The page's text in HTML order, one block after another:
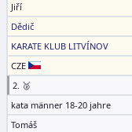
Jiří
Dědič
KARATE KLUB LITVÍNOV
CZE
2. 🥈
kata männer 18-20 jahre
Tomáš